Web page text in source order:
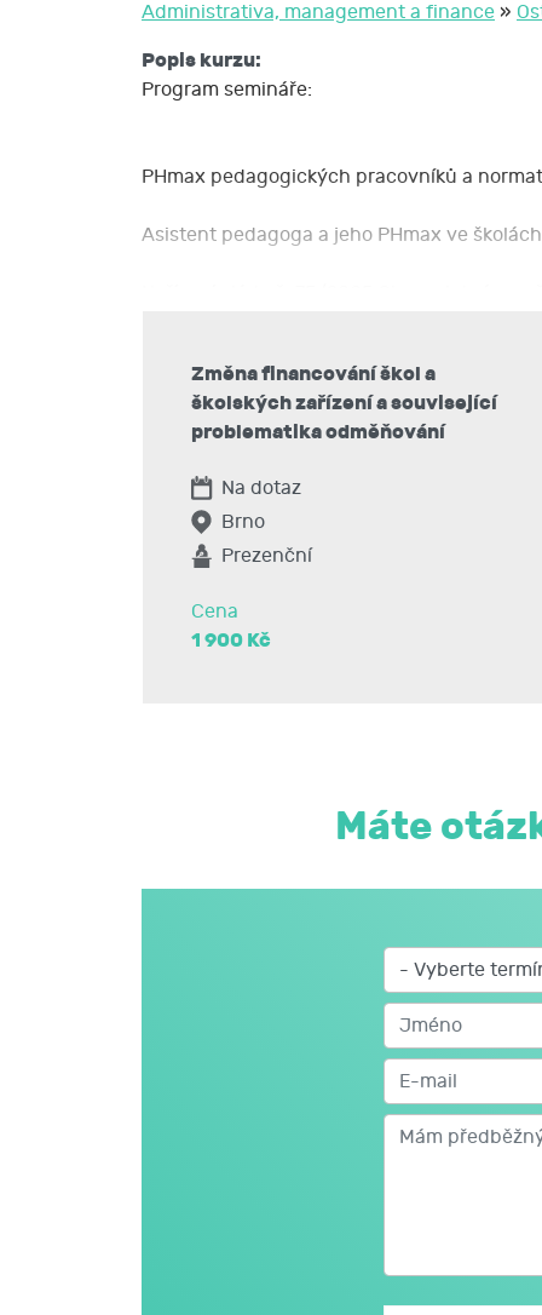
Administrativa, management a finance »
Popis kurzu:
Program semináře:
PHmax pedagogických pracovníků a
Asistent pedagoga a jeho PHmax ve
Nařízení vlády č. 75/2005 Sb., v platném
Změna financování škol a
školských zařízení a související
problematika odměňování
Na dotaz
Brno
Prezenční
Cena
1 900 Kč
Máte